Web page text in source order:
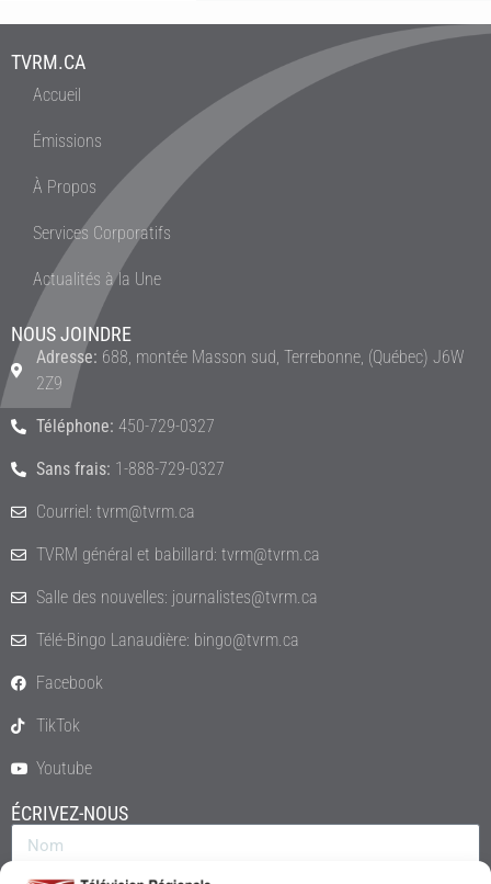
TVRM.CA
Accueil
Émissions
À Propos
Services Corporatifs
Actualités à la Une
NOUS JOINDRE
Adresse: 688, montée Masson sud, Terrebonne, (Québec) J6W
2Z9
Téléphone: 450-729-0327
Sans frais: 1-888-729-0327
Courriel: tvrm@tvrm.ca
TVRM général et babillard: tvrm@tvrm.ca
Salle des nouvelles: journalistes@tvrm.ca
Télé-Bingo Lanaudière: bingo@tvrm.ca
Facebook
TikTok
Youtube
ÉCRIVEZ-NOUS